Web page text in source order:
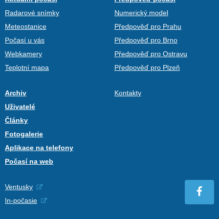
Radarové snímky
Meteostanice
Počasí u vás
Webkamery
Teplotní mapa
Numerický model
Předpověď pro Prahu
Předpověď pro Brno
Předpověď pro Ostravu
Předpověď pro Plzeň
Archiv
Uživatelé
Články
Fotogalerie
Aplikace na telefony
Počasí na web
Kontakty
Ventusky
In-počasie